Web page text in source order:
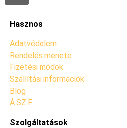
Hasznos
Adatvédelem
Rendelés menete
Fizetési módok
Szállítási információk
Blog
Á.SZ.F.
Szolgáltatások